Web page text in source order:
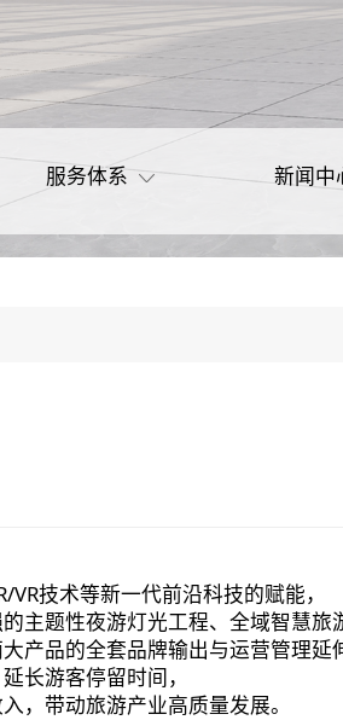
服务体系 新闻中
技术等新一代前沿科技的赋能，
主题性夜游灯光工程、全域智慧旅
产品的全套品牌输出与运营管理延
长游客停留时间，
，带动旅游产业高质量发展。